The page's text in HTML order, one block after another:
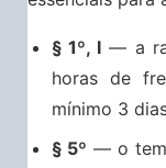
§ 1º, I — a
horas de
mínimo 3
§ 5º — o